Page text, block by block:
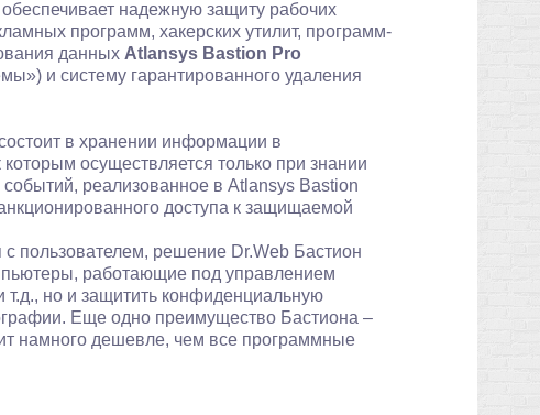
надежную защиту рабочих
программ, хакерских утилит, программ-
данных Atlansys Bastion Pro
и систему гарантированного удаления
в хранении информации в
осуществляется только при знании
реализованное в Atlansys Bastion
доступа к защищаемой
пользователем, решение Dr.Web Бастион
работающие под управлением
т.д., но и защитить конфиденциальную
Еще одно преимущество Бастиона –
намного дешевле, чем все программные